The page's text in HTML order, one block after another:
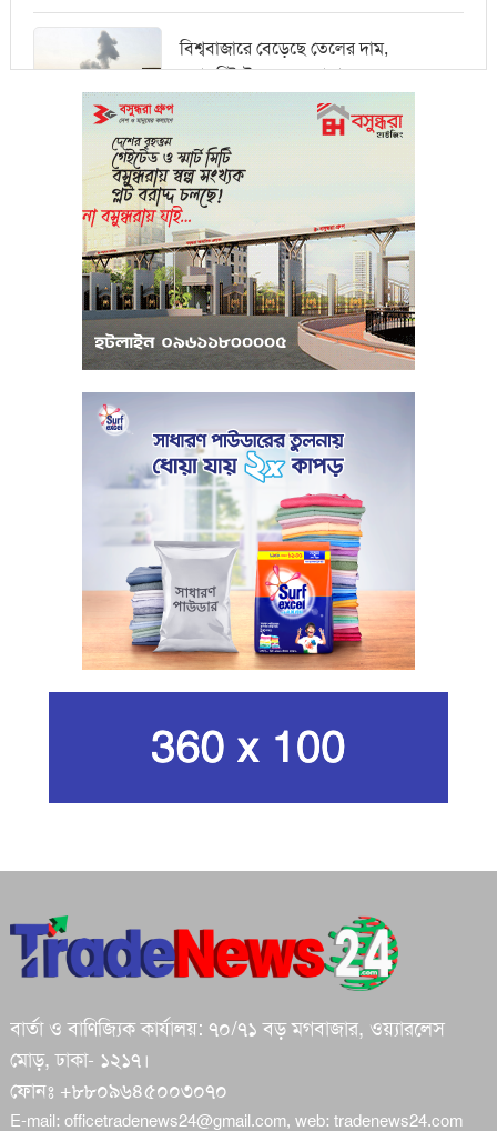
বিশ্ববাজারে বেড়েছে তেলের দাম,
ওয়ালস্ট্রিটে পতনের আভাস
মধ্যপ্রাচ্যে সংকটের কারণে কার্গো পরিবহনে
বিঘ্ন ঘটছে
পরিবেশবান্ধব উদ্যোক্তারা ইউসিবি থেকে
পাবেন ২৫ লাখ টাকা ঋণ
পুঁজিবাজারে অনিয়মের তথ্য প্রদানকারীর
সুরক্ষায় বিধিমালা প্রণয়ন
খামেনি হত্যার প্রতিশোধ নেওয়ার ঘোষণা
ইরানের রেভোল্যুশনারি গার্ডের
কার্বন কারখানার ধোঁয়ায় ক্ষতির মুখে কৃষি ও
পরিবেশ
ইরানের সর্বোচ্চ ধর্মীয় নেতা খামেনি নিহত
গান দিয়ে তারুণ্যে আধুনিকতা আনতে
শপথ করি যেন, আমাদের কাজগুলো মানুষের
ভাগ্যের পরিবর্তনের জন্য হয়: প্রধানমন্ত্রী
অন্তত ৪০ শিক্ষার্থী নিহত
বার্তা ও বাণিজ্যিক কার্যালয়: ৭০/৭১ বড় মগবাজার, ওয়্যারলেস
মোড়, ঢাকা- ১২১৭।
ফোনঃ +৮৮০৯৬৪৫০০৩০৭০
E-mail:officetradenews24@gmail.com, web:tradenews24.com